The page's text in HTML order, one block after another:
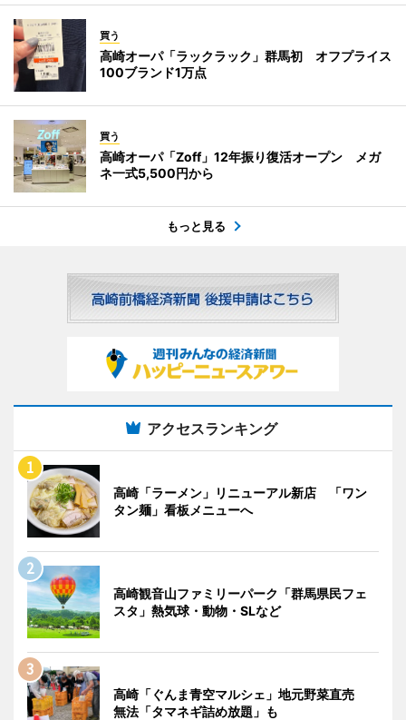
買う
高崎オーパ「ラックラック」群馬初 オフプライス
100ブランド1万点
買う
高崎オーパ「Zoff」12年振り復活オープン メガ
ネ一式5,500円から
もっと見る
アクセスランキング
高崎「ラーメン」リニューアル新店 「ワン
タン麺」看板メニューへ
高崎観音山ファミリーパーク「群馬県民フェ
スタ」熱気球・動物・SLなど
高崎「ぐんま青空マルシェ」地元野菜直売
無法「タマネギ詰め放題」も